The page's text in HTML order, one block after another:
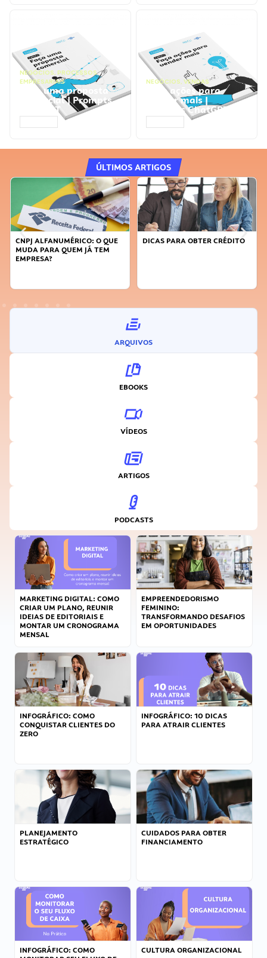
NEGÓCIOS, PROCESSOS
EMPRESARIAIS
Faça uma proposta
comercial | Prompts
ChatGPT
NEGÓCIOS, VENDAS
Faça ações para
vender mais |
Prompts ChatGPT
ÚLTIMOS ARTIGOS
CNPJ ALFANUMÉRICO: O QUE
MUDA PARA QUEM JÁ TEM
EMPRESA?
DICAS PARA OBTER CRÉDITO
ARQUIVOS
EBOOKS
VÍDEOS
ARTIGOS
PODCASTS
MARKETING DIGITAL: COMO
CRIAR UM PLANO, REUNIR
IDEIAS DE EDITORIAIS E
MONTAR UM CRONOGRAMA
MENSAL
EMPREENDEDORISMO
FEMININO:
TRANSFORMANDO DESAFIOS
EM OPORTUNIDADES
INFOGRÁFICO: COMO
CONQUISTAR CLIENTES DO
ZERO
INFOGRÁFICO: 10 DICAS
PARA ATRAIR CLIENTES
PLANEJAMENTO
ESTRATÉGICO
CUIDADOS PARA OBTER
FINANCIAMENTO
INFOGRÁFICO: COMO
CULTURA ORGANIZACIONAL